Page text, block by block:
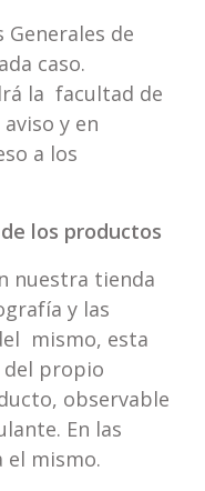
de
caso.
la facultad de
y en
a los
los productos
nuestra tienda
y las
mismo, esta
propio
observable
En las
el mismo.